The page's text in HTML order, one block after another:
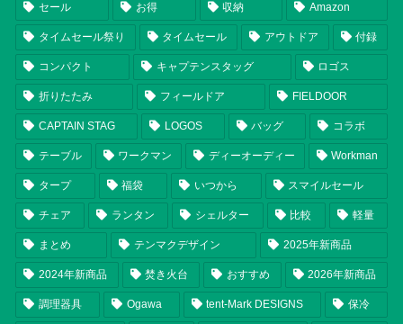
セール お得 収納 Amazon
タイムセール祭り タイムセール アウトドア 付録
コンパクト キャプテンスタッグ ロゴス
折りたたみ フィールドア FIELDOOR
CAPTAIN STAG LOGOS バッグ コラボ
テーブル ワークマン ディーオーディー Workman
タープ 福袋 いつから スマイルセール
チェア ランタン シェルター 比較 軽量
まとめ テンマクデザイン 2025年新商品
2024年新商品 焚き火台 おすすめ 2026年新商品
調理器具 Ogawa tent-Mark DESIGNS 保冷